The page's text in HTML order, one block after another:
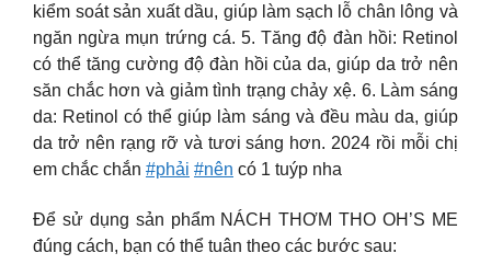
kiểm soát sản xuất dầu, giúp làm sạch lỗ chân lông và
ngăn ngừa mụn trứng cá. 5. Tăng độ đàn hồi: Retinol
có thể tăng cường độ đàn hồi của da, giúp da trở nên
săn chắc hơn và giảm tình trạng chảy xệ. 6. Làm sáng
da: Retinol có thể giúp làm sáng và đều màu da, giúp
da trở nên rạng rỡ và tươi sáng hơn. 2024 rồi mỗi chị
em chắc chắn #phải #nên có 1 tuýp nha
Để sử dụng sản phẩm NÁCH THƠM THO OH’S ME
đúng cách, bạn có thể tuân theo các bước sau: